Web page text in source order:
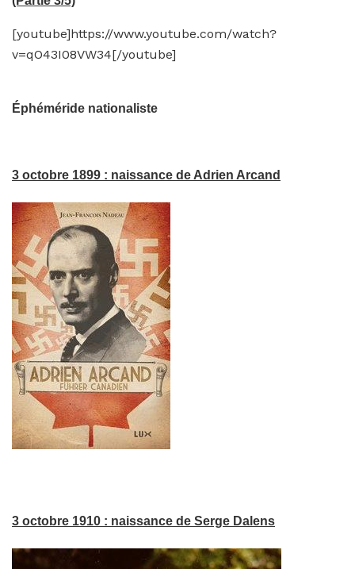
[youtube]https://www.youtube.com/watch?
v=qO43I08VW34[/youtube]
Éphéméride nationaliste
3 octobre 1899 : naissance de Adrien Arcand
3 octobre 1910 : naissance de Serge Dalens